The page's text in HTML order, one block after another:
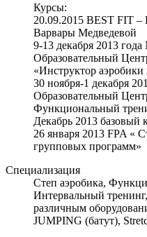
Курсы:
20.09.2015 ВEST FIT –
Варвары Медведевой
9-13 декабря 2013
Образовательный
«Инструктор аэробики
30 ноября-1 декабря
Образовательный
Функциональный
Декабрь 2013 базовый
26 января 2013 FPA «
групповых программ»
Специализация
Степ аэробика,
Интервальный
различным
JUMPING (батут),